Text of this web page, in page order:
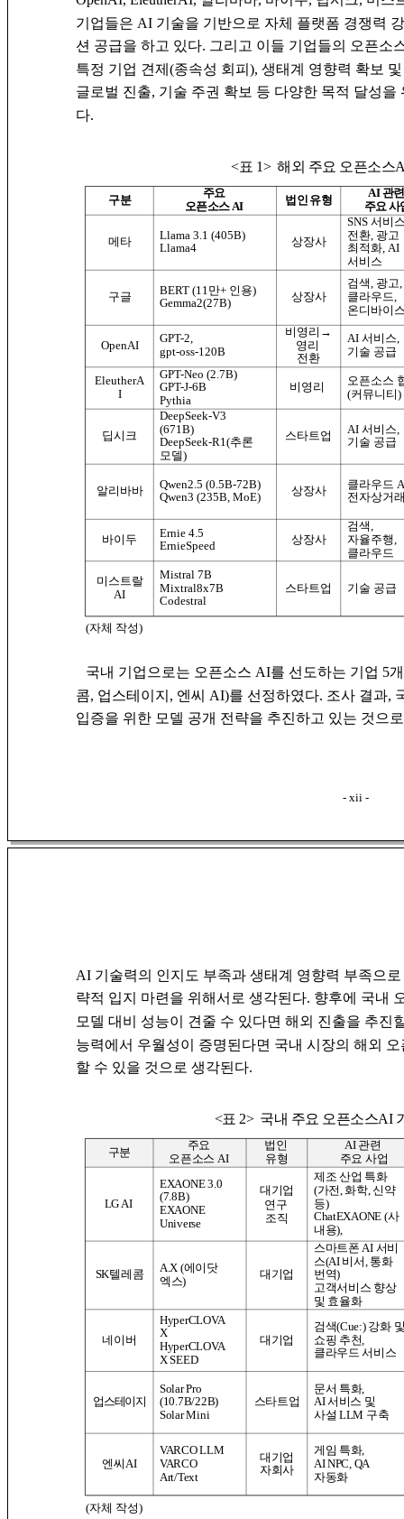
- xii -
기업들은 AI 기술을 기반으로 자체 플랫폼 경쟁력
션 공급을 하고 있다. 그리고 이들 기업들의 오픈
특정 기업 견제(종속성 회피), 생태계 영향력 확보
글로벌 진출, 기술 주권 확보 등 다양한 목적 달성
다.
국내 기업으로는 오픈소스 AI를 선도하는 기업 5
콤, 업스테이지, 엔씨 AI)를 선정하였다. 조사 결과,
입증을 위한 모델 공개 전략을 추진하고 있는 것으
구분
주요
오픈소스 AI
법인 유형
AI 관
주요 사
메타
Llama 3.1 (405B)
Llama4
상장사
SNS 서비
전환, 광고
최적화, AI
서비스
구글
BERT (11만+ 인용)
Gemma2(27B)
상장사
검색, 광고,
클라우드,
온디바이
OpenAI
GPT-2,
gpt-oss-120B
비영리→
영리
전환
AI 서비스,
기술 공급
EleutherA
I
GPT-Neo (2.7B)
GPT-J-6B
Pythia
비영리
오픈소스
(커뮤니티)
딥시크
DeepSeek-V3
(671B)
DeepSeek-R1(추론
모델)
스타트업
AI 서비스,
기술 공급
알리바바
Qwen2.5 (0.5B-72B)
Qwen3 (235B, MoE)
상장사
클라우드
전자상거
바이두
Ernie 4.5
ErnieSpeed
상장사
검색,
자율주행,
클라우드
미스트랄
AI
Mistral 7B
Mixtral8x7B
Codestral
스타트업 기술 공급
(자체 작성)
<표 1>해외 주요 오픈소스
AI 기술력의 인지도 부족과 생태계 영향력 부족으
략적 입지 마련을 위해서로 생각된다. 향후에 국내
모델 대비 성능이 견줄 수 있다면 해외 진출을 추진
능력에서 우월성이 증명된다면 국내 시장의 해외
할 수 있을 것으로 생각된다.
구분
주요
오픈소스 AI
법인
유형
AI 관련
주요 사업
LG AI
EXAONE 3.0
(7.8B)
EXAONE
Universe
대기업
연구
조직
제조 산업 특화
(가전, 화학, 신약
등)
ChatEXAONE (사
내용),
SK텔레콤
A.X (에이닷
엑스) ​
대기업
스마트폰 AI 서비
스(AI 비서, 통화
번역)
고객서비스 향상
및 효율화
네이버
HyperCLOVA
X
HyperCLOVA
X SEED
대기업
검색(Cue:) 강화
쇼핑 추천,
클라우드 서비스
업스테이지
Solar Pro
(10.7B/22B)
Solar Mini
스타트업
문서 특화,
AI 서비스 및
사설 LLM 구축
엔씨AI
VARCO LLM
VARCO
Art/Text
대기업
자회사
게임 특화,
AI NPC, QA
자동화
(자체 작성)
<표 2> 국내 주요 오픈소스AI